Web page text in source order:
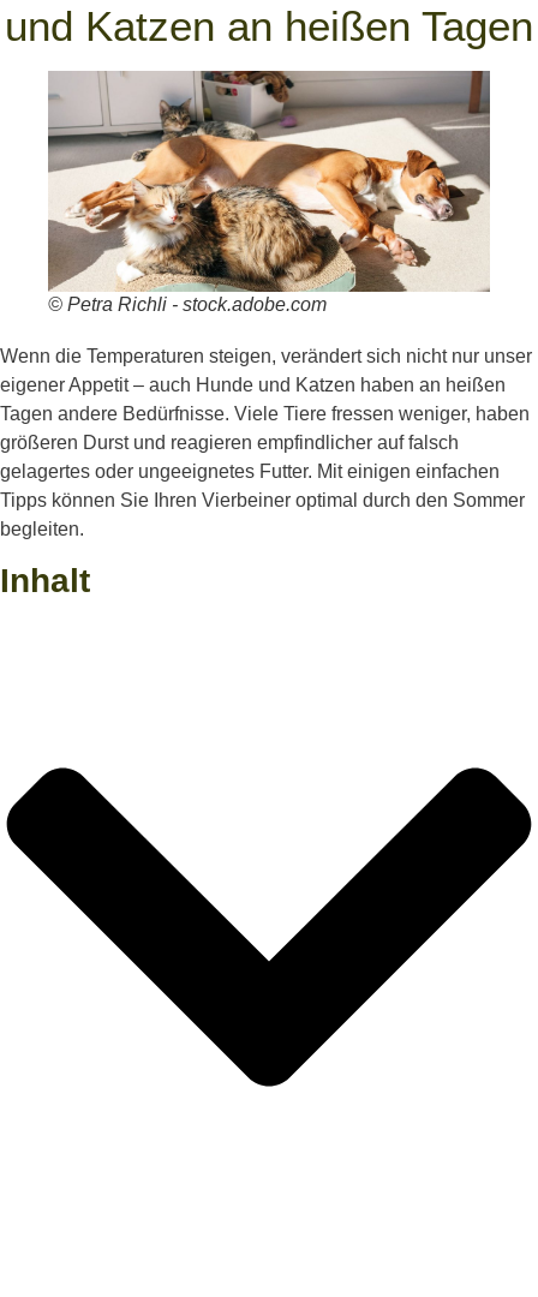
und Katzen an heißen Tagen
© Petra Richli - stock.adobe.com
Wenn die Temperaturen steigen, verändert sich nicht nur unser
eigener Appetit – auch Hunde und Katzen haben an heißen
Tagen andere Bedürfnisse. Viele Tiere fressen weniger, haben
größeren Durst und reagieren empfindlicher auf falsch
gelagertes oder ungeeignetes Futter. Mit einigen einfachen
Tipps können Sie Ihren Vierbeiner optimal durch den Sommer
begleiten.
Inhalt